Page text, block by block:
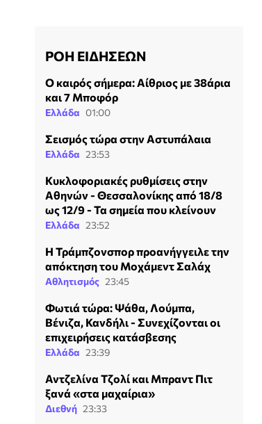
ΡΟΗ ΕΙΔΗΣΕΩΝ
Ο καιρός σήμερα: Αίθριος με 38άρια
και 7 Μποφόρ
Ελλάδα 01:00
Σεισμός τώρα στην Αστυπάλαια
Ελλάδα 23:53
Κυκλοφοριακές ρυθμίσεις στην
Αθηνών - Θεσσαλονίκης από 18/8
ως 12/9 - Τα σημεία που κλείνουν
Ελλάδα 23:52
Η Τράμπζονσπορ προανήγγειλε την
απόκτηση του Μοχάμεντ Σαλάχ
Αθλητισμός 23:45
Φωτιά τώρα: Ψάθα, Λούμπα,
Βένιζα, Κανδήλι - Συνεχίζονται οι
επιχειρήσεις κατάσβεσης
Ελλάδα 23:39
Αντζελίνα Τζολί και Μπραντ Πιτ
ξανά «στα μαχαίρια»
Διεθνή 23:33